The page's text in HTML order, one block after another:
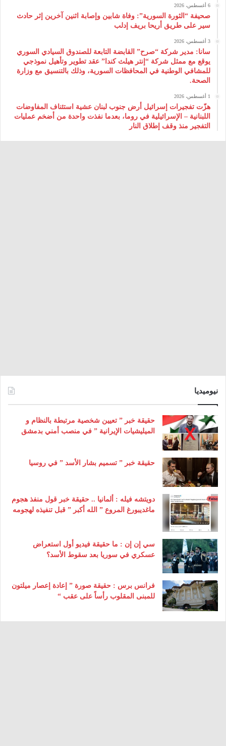
6 أغسطس، 2026
صحيفة “الثورة السورية”: وفاة شابين وإصابة اثنين آخرين إثر حادث
سير على طريق أريحا بريف إدلب
3 أغسطس، 2026
سانا: مدير شركة “صرح” القابضة التابعة للصندوق السيادي السوري
يوقع مع ممثل شركة “إنتر هيلث كندا” عقد تطوير وتأهيل نموذجي
للمشافي الوطنية في المحافظات السورية، وذلك بالتنسيق مع وزارة
الصحة.
1 أغسطس، 2026
هزّت تفجيرات إسرائيل أرض جنوب لبنان عشية استئناف المفاوضات
اللبنانية – الإسرائيلية في روما، بعدما نفذت واحدة من أضخم عمليات
التفجير منذ وقف إطلاق النار
نيوميديا
حقيقة خبر ” تعيين شخصية مرتبطة بالنظام و
الميليشيات الإيرانية ” في منصب أمني بدمشق
حقيقة خبر ” تسميم بشار الأسد ” في روسيا
دويتشه فيله : ألمانيا .. حقيقة خبر قول منفذ هجوم
ماغديبورغ المروع ” الله أكبر ” قبل تنفيذه لهجومه
سي إن إن : ما حقيقة فيديو أول استعراض
عسكري في سوريا بعد سقوط الأسد؟
فرانس برس : حقيقة صورة ” إعادة إعصار ميلتون
للمبنى المقلوب رأساً على عقب “